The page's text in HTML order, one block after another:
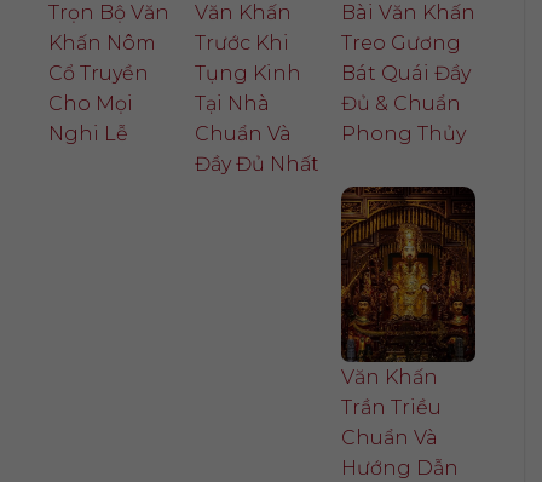
Trọn Bộ Văn
Khấn Nôm
Cổ Truyền
Cho Mọi
Nghi Lễ
Văn Khấn
Trước Khi
Tụng Kinh
Tại Nhà
Chuẩn Và
Đầy Đủ Nhất
Bài Văn Khấn
Treo Gương
Bát Quái Đầy
Đủ & Chuẩn
Phong Thủy
Văn Khấn
Trần Triều
Chuẩn Và
Hướng Dẫn